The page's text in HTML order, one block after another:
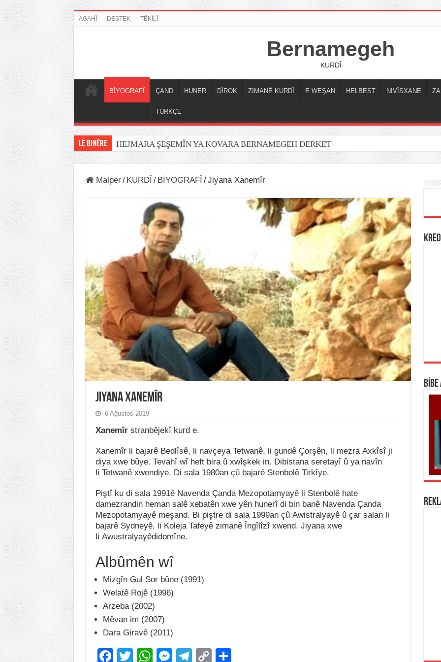
AGAHÎ DESTEK TÊKÎLÎ
Bernamegeh
KURDÎ
BİYOGRAFÎ ÇAND HUNER DÎROK ZIMANÊ KURDÎ E WEŞAN HELBEST NIVÎSXANE
TÜRKÇE
LÊ BINÊRE HEJMARA ŞEŞEMÎN YA KOVARA BERNAMEGEH DERKET
Malper/ KURDÎ / BİYOGRAFÎ /Jiyana Xanemîr
Jiyana Xanemîr
6 Ağustos 2019
Xanemîrstranbêjekî kurd e.
Xanemîr li bajarê Bedlîsê, li navçeya Tetwanê, li gundê Çorşên, li mezra Axkîsî ji
diya xwe bûye. Tevahî wî heft bira û xwîşkek in. Dibistana seretayî û ya navîn
li Tetwanê xwendiye. Di sala 1980an çû bajarê Stenbolê Tirkîye.
Piştî ku di sala 1991ê Navenda Çanda Mezopotamyayê li Stenbolê hate
damezrandin heman salê xebatên xwe yên hunerî di bin banê Navenda Çanda
Mezopotamyayê meşand. Bi piştre di sala 1999an çû Awistralyayê û çar salan li
bajarê Sydneyê, li Koleja Tafeyê zimanê Îngîlîzî xwend. Jiyana xwe
li Awustralyayêdidomîne.
Albûmên wî
Mizgîn Gul Sor bûne (1991)
Welatê Rojê (1996)
Arzeba (2002)
Mêvan im (2007)
Dara Giravê (2011)
F
T
W
M
T
C